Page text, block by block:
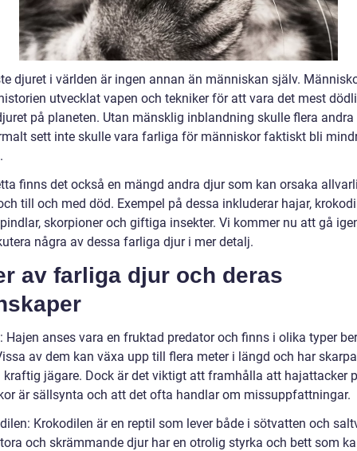
djuret i världen är ingen annan än människan själv.
utvecklat vapen och tekniker för att vara det mest
på planeten. Utan mänsklig inblandning skulle flera andra
sett inte skulle vara farliga för människor faktiskt bli
finns det också en mängd andra djur som kan orsaka
till och med död. Exempel på dessa inkluderar hajar,
skorpioner och giftiga insekter. Vi kommer nu att gå
några av dessa farliga djur i mer detalj.
av farliga djur och deras
Hajen anses vara en fruktad predator och finns i olika typer
av dem kan växa upp till flera meter i längd och har
kraftig jägare. Dock är det viktigt att framhålla att hajattacker
är sällsynta och att det ofta handlar om missuppfattningar.
Krokodilen är en reptil som lever både i sötvatten och
och skrämmande djur har en otrolig styrka och bett som